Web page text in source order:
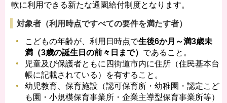
軟に利用できる新たな通園給付制度となります。
対象者（利用時点ですべての要件を満たす者）
こどもの年齢が、利用日時点で生後6か月～満3歳未
満（3歳の誕生日の前々日まで） であること。
児童及び保護者ともに四街道市内に住所（住民基本台
帳に記載されている）を有すること。
幼児教育、保育施設（認可保育所・幼稚園・認定こど
も園・小規模保育事業所・企業主導型保育事業所等）